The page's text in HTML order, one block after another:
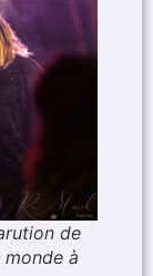
de
monde à